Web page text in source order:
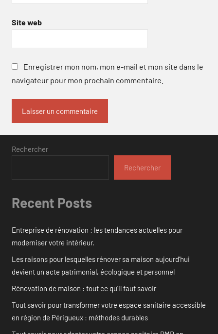
Site web
Enregistrer mon nom, mon e-mail et mon site dans le
navigateur pour mon prochain commentaire.
Rechercher
Rechercher
Recent Posts
Entreprise de rénovation : les tendances actuelles pour
moderniser votre intérieur.
Les raisons pour lesquelles rénover sa maison aujourd’hui
devient un acte patrimonial, écologique et personnel
Rénovation de maison : tout ce qu’il faut savoir
Tout savoir pour transformer votre espace sanitaire accessible
en région de Périgueux : méthodes durables